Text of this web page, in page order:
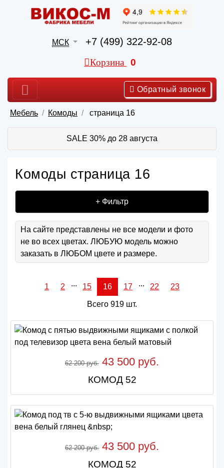
МСК +7 (499) 322-92-08
Корзина 0
Обратный звонок
Мебель Комоды страница 16
SALE 30% до 28 августа
Комоды страница 16
+ Фильтр
На сайте представлены не все модели и фото
не во всех цветах. ЛЮБУЮ модель можно
заказать в ЛЮБОМ цвете и размере.
1 2 ... 15 16 17 ... 22 23
Всего 919 шт.
62 200 руб. 43 500 руб.
КОМОД 52
62 200 руб. 43 500 руб.
КОМОД 52